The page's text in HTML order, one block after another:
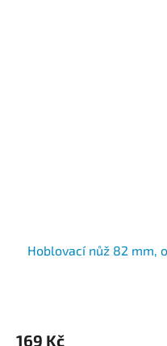
Hoblovací nůž 82 mm,
169 Kč